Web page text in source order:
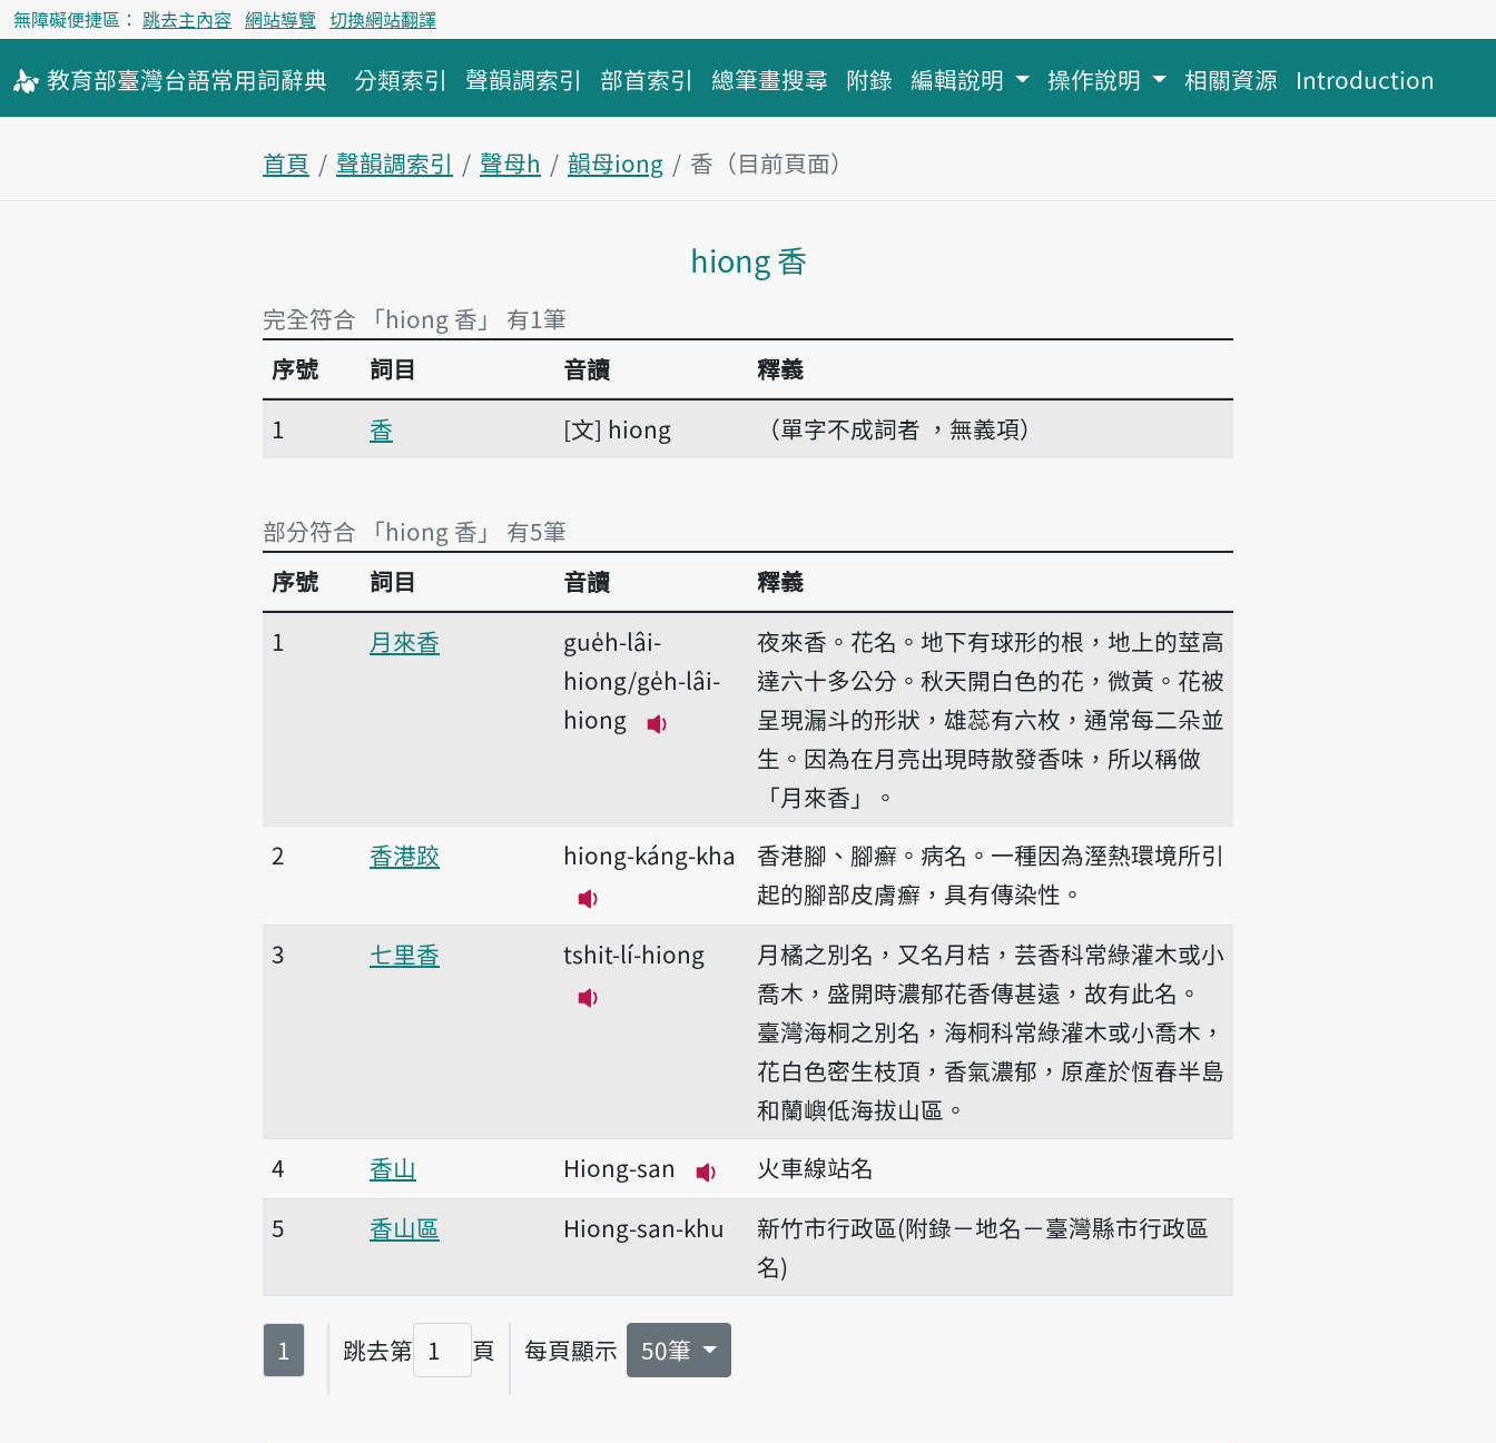
無障礙便捷區： 跳去主內容 網站導覽 切換網站翻譯
教育部臺灣台語常用詞辭典 分類索引 聲韻調索引 部首索引 總筆畫搜尋 附錄 編輯說明 操作說明 相關資源 Introduction
首頁 聲韻調索引 聲母h 韻母iong
香（目前頁面）
hiong 香
完全符合 「hiong 香」 有1筆
完全符合 「hiong 香」 有1筆
序號 詞目 音讀
釋義
1
香 文 hiong （單字不成詞者 ，無義項）
部分符合 「hiong 香」 有5筆
部分符合 「hiong 香」 有5筆
序號 詞目 音讀
釋義
1
月來香
gue̍h-lâi-
hiong/ge̍h-lâi-
hiong
播放音讀gue̍h-lâi-hiong/ge̍h-lâi-hiong
夜來香。花名。地下有球形的根，地上的莖高
達六十多公分。秋天開白色的花，微黃。花被
呈現漏斗的形狀，雄蕊有六枚，通常每二朵並
生。因為在月亮出現時散發香味，所以稱做
「月來香」。
2
香港跤 hiong-káng-kha
播放音讀hiong-káng-kha
香港腳、腳癬。病名。一種因為溼熱環境所引
起的腳部皮膚癬，具有傳染性。
3
七里香 tshit-lí-hiong
播放音讀tshit-lí-hiong
月橘之別名，又名月桔，芸香科常綠灌木或小
喬木，盛開時濃郁花香傳甚遠，故有此名。
臺灣海桐之別名，海桐科常綠灌木或小喬木，
花白色密生枝頂，香氣濃郁，原產於恆春半島
和蘭嶼低海拔山區。
4
香山
Hiong-san
播放音讀Hiong-san
火車線站名
5
香山區 Hiong-san-khu
新竹市行政區(附錄－地名－臺灣縣市行政區
名)
第
1 跳去第
頁碼
頁 每頁顯示 50筆